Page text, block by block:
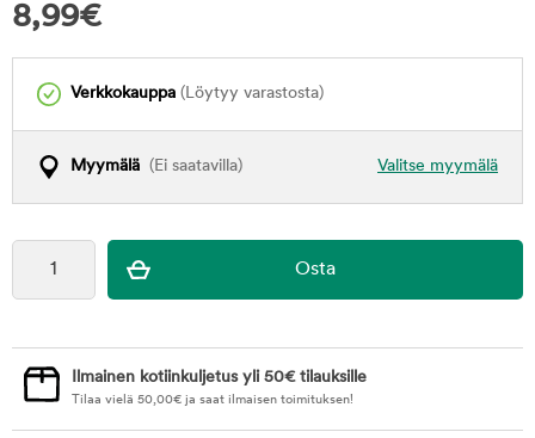
8,99€
Verkkokauppa (Löytyy varastosta)
Valitse myymälä
Myymälä (Ei saatavilla)
Ilmainen kotiinkuljetus yli 50€ tilauksille
Tilaa vielä 50,00€ ja saat ilmaisen toimituksen!